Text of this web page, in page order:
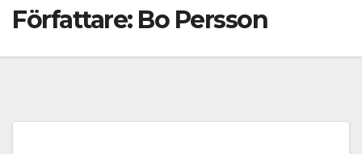
Författare: Bo Persson